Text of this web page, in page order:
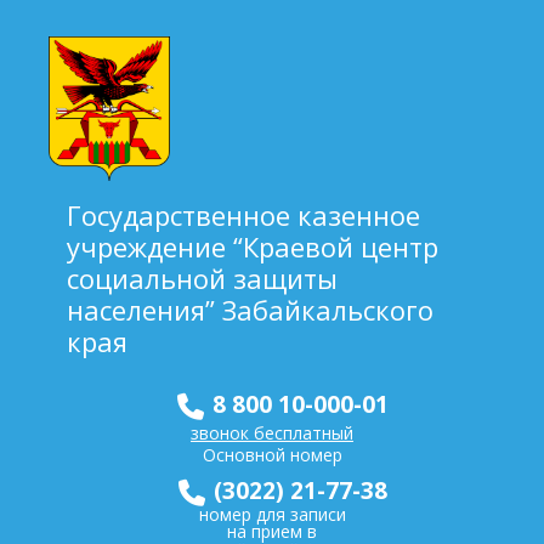
Государственное казенное
учреждение “Краевой центр
социальной защиты
населения” Забайкальского
края
8 800 10-000-01
звонок бесплатный
Основной номер
(3022) 21-77-38
номер для записи
на прием в